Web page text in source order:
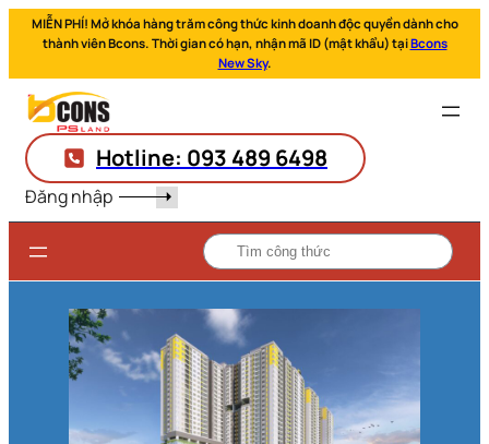
MIỄN PHÍ! Mở khóa hàng trăm công thức kinh doanh độc quyền dành cho
thành viên Bcons. Thời gian có hạn, nhận mã ID (mật khẩu) tạiBcons
New Sky.
Hotline: 093 489 6498
Đăng nhập